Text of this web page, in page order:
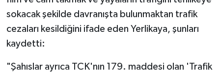
sokacak şekilde davranışta bulunmaktan trafik
cezaları kesildiğini ifade eden Yerlikaya, şunları
kaydetti:
"Şahıslar ayrıca TCK'nın 179. maddesi olan 'Trafik